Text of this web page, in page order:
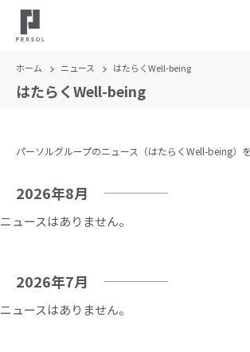
ホーム ニュース はたらくWell-being
はたらくWell-being
パーソルグループのニュース（はたらくWell-being）を
2026年8月
ニュースはありません。
2026年7月
ニュースはありません。